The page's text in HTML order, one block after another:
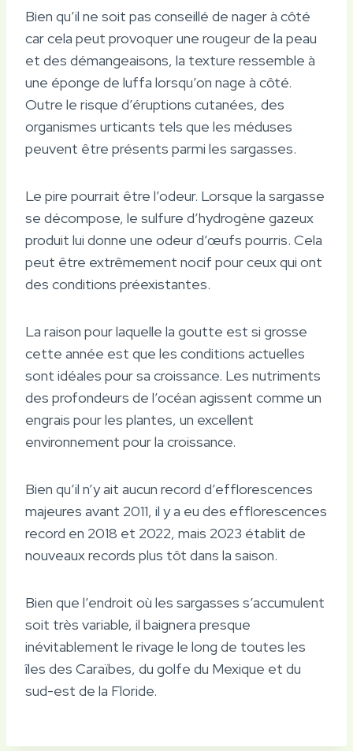
Bien qu’il ne soit pas conseillé de nager à côté
car cela peut provoquer une rougeur de la peau
et des démangeaisons, la texture ressemble à
une éponge de luffa lorsqu’on nage à côté.
Outre le risque d’éruptions cutanées, des
organismes urticants tels que les méduses
peuvent être présents parmi les sargasses.
Le pire pourrait être l’odeur. Lorsque la sargasse
se décompose, le sulfure d’hydrogène gazeux
produit lui donne une odeur d’œufs pourris. Cela
peut être extrêmement nocif pour ceux qui ont
des conditions préexistantes.
La raison pour laquelle la goutte est si grosse
cette année est que les conditions actuelles
sont idéales pour sa croissance. Les nutriments
des profondeurs de l’océan agissent comme un
engrais pour les plantes, un excellent
environnement pour la croissance.
Bien qu’il n’y ait aucun record d’efflorescences
majeures avant 2011, il y a eu des efflorescences
record en 2018 et 2022, mais 2023 établit de
nouveaux records plus tôt dans la saison.
Bien que l’endroit où les sargasses s’accumulent
soit très variable, il baignera presque
inévitablement le rivage le long de toutes les
îles des Caraïbes, du golfe du Mexique et du
sud-est de la Floride.